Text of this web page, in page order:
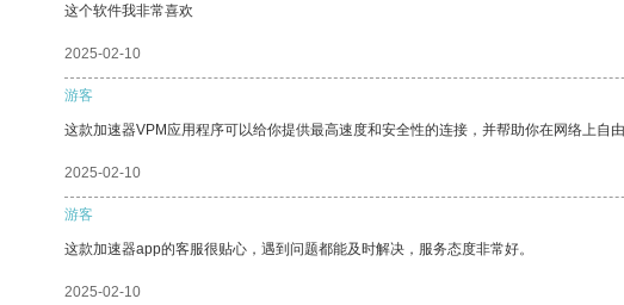
这个软件我非常喜欢
2025-02-10
游客
这款加速器VPM应用程序可以给你提供最高速度和安全性的连接，并帮助你在网络上自由
2025-02-10
游客
这款加速器app的客服很贴心，遇到问题都能及时解决，服务态度非常好。
2025-02-10